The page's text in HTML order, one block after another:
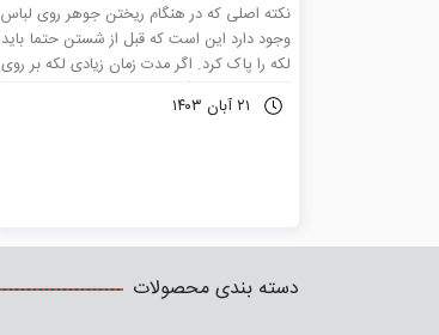
نکته اصلی که در هنگام ریختن جوهر روی لباس
وجود دارد این است که قبل از شستن حتما باید
لکه را پاک کرد. اگر مدت زمان زیادی لکه بر روی
لباس شما قرار بگیرد باعث می شود که لکه به
طور عمیقی در الیاف لباس فرو رود و پاک کردن
استفاده کنید.
۲۱ آبان ۱۴۰۳
دسته بندی محصولات